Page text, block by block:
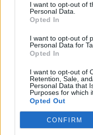
I want to opt-out of
Personal Data.
Opted In
I want to opt-out of
Personal Data for
Opted In
I want to opt-out of
Retention, Sale,
Personal Data that
Purposes for which
Opted Out
CONFIRM
τελευταία χρόνια